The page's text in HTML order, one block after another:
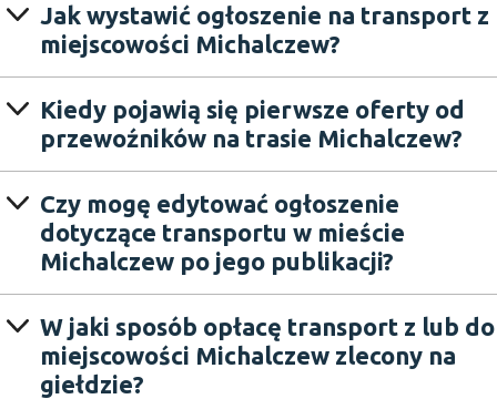
Jak wystawić ogłoszenie na transport z
miejscowości Michalczew?
Kiedy pojawią się pierwsze oferty od
przewoźników na trasie Michalczew?
Czy mogę edytować ogłoszenie
dotyczące transportu w mieście
Michalczew po jego publikacji?
W jaki sposób opłacę transport z lub do
miejscowości Michalczew zlecony na
giełdzie?